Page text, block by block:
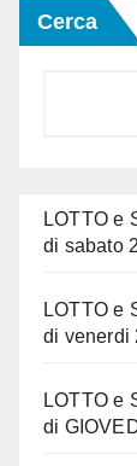
Cerca
LOTTO e
di sabato
LOTTO e
di venerdi
LOTTO e
di